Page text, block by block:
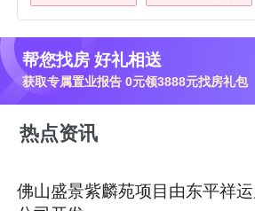
帮您找房 好礼相送
获取专属置业报告 0元领3888元找房礼包
热点资讯
佛山盛景紫麟苑项目由东平祥